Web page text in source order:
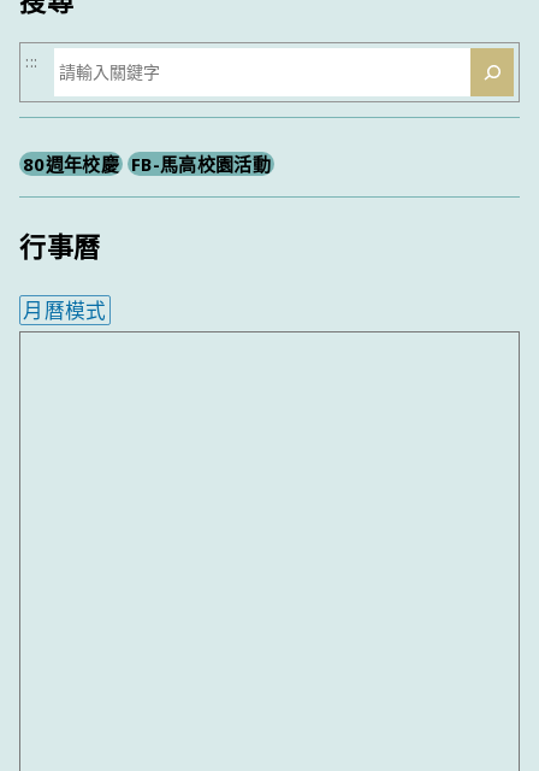
搜
尋
:::
80週年校慶 FB-馬高校園活動
行事曆
月曆模式